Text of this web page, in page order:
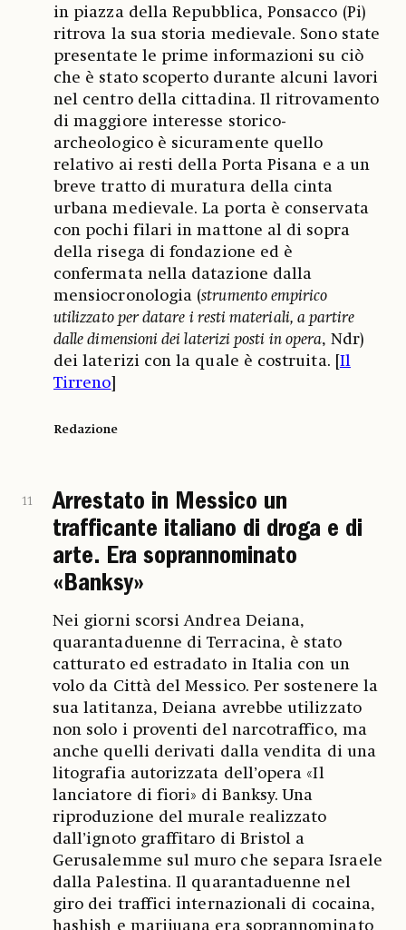
in piazza della Repubblica, Ponsacco (Pi)
ritrova la sua storia medievale. Sono state
presentate le prime informazioni su ciò
che è stato scoperto durante alcuni lavori
nel centro della cittadina. Il ritrovamento
di maggiore interesse storico-
archeologico è sicuramente quello
relativo ai resti della Porta Pisana e a un
breve tratto di muratura della cinta
urbana medievale. La porta è conservata
con pochi filari in mattone al di sopra
della risega di fondazione ed è
confermata nella datazione dalla
mensiocronologia (strumento empirico
utilizzato per datare i resti materiali, a partire
dalle dimensioni dei laterizi posti in opera, Ndr)
dei laterizi con la quale è costruita. [ Il
Tirreno
Redazione
11
Arrestato in Messico un
trafficante italiano di droga e di
arte. Era soprannominato
«Banksy»
Nei giorni scorsi Andrea Deiana,
quarantaduenne di Terracina, è stato
catturato ed estradato in Italia con un
volo da Città del Messico. Per sostenere la
sua latitanza, Deiana avrebbe utilizzato
non solo i proventi del narcotraffico, ma
anche quelli derivati dalla vendita di una
litografia autorizzata dell’opera «Il
lanciatore di fiori» di Banksy. Una
riproduzione del murale realizzato
dall’ignoto graffitaro di Bristol a
Gerusalemme sul muro che separa Israele
dalla Palestina. Il quarantaduenne nel
giro dei traffici internazionali di cocaina,
hashish e marijuana era soprannominato